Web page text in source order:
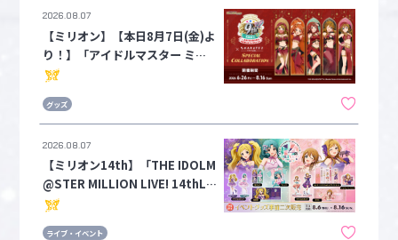
【ミリオン】【本日8月7日(金)よ
り！】「アイドルマスター ミリ
オンライブ！×KARATEZ SPECI
ボグッズEC販売開始！
グッズ
2026.08.07
【ミリオン14th】「THE IDOLM
@STER MILLION LIVE! 14thLIV
E」イベントグッズ事前二次販売
ライブ・イベント
2026.08.07